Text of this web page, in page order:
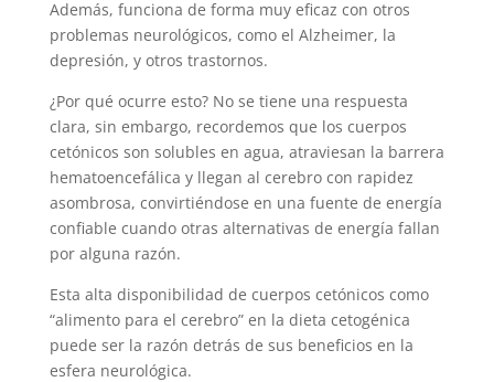
Además, funciona de forma muy eficaz con otros
problemas neurológicos, como el Alzheimer, la
depresión, y otros trastornos.
¿Por qué ocurre esto? No se tiene una respuesta
clara, sin embargo, recordemos que los cuerpos
cetónicos son solubles en agua, atraviesan la barrera
hematoencefálica y llegan al cerebro con rapidez
asombrosa, convirtiéndose en una fuente de energía
confiable cuando otras alternativas de energía fallan
por alguna razón.
Esta alta disponibilidad de cuerpos cetónicos como
“alimento para el cerebro” en la dieta cetogénica
puede ser la razón detrás de sus beneficios en la
esfera neurológica.